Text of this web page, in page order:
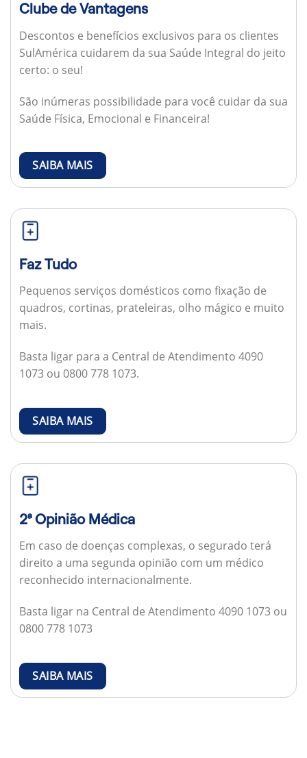
Clube de Vantagens
Descontos e benefícios exclusivos para os clientes
SulAmérica cuidarem da sua Saúde Integral do jeito
certo: o seu!
São inúmeras possibilidade para você cuidar da sua
Saúde Física, Emocional e Financeira!
SAIBA MAIS
Faz Tudo
Pequenos serviços domésticos como fixação de
quadros, cortinas, prateleiras, olho mágico e muito
mais.
Basta ligar para a Central de Atendimento 4090
1073 ou 0800 778 1073.
SAIBA MAIS
2ª Opinião Médica
Em caso de doenças complexas, o segurado terá
direito a uma segunda opinião com um médico
reconhecido internacionalmente.
Basta ligar na Central de Atendimento 4090 1073 ou
0800 778 1073
SAIBA MAIS